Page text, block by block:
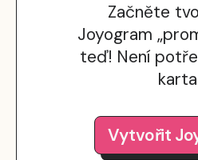
Začněte
Joyogram
teď! Není
Vytvořit